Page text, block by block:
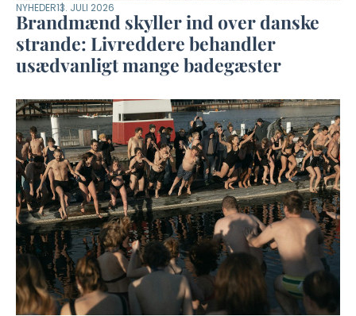
NYHEDER13. JULI 2026
Brandmænd skyller ind over danske
strande: Livreddere behandler
usædvanligt mange badegæster